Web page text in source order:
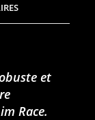
et
Race.